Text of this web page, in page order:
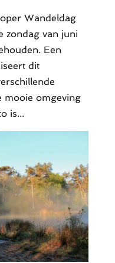
Wandeldag
zondag van juni
Een
dit
mooie omgeving
is...